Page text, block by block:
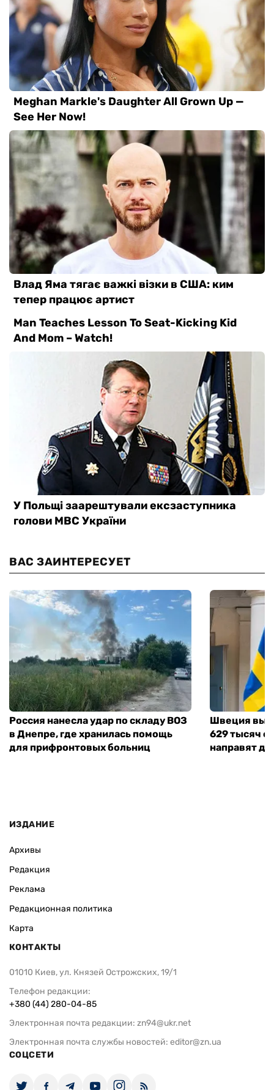
ВАС ЗАИНТЕРЕСУЕТ
Россия нанесла удар по складу ВОЗ
в Днепре, где хранилась помощь
для прифронтовых больниц
Швеция
629 тысяч
направят
ИЗДАНИЕ
Архивы
Редакция
Реклама
Редакционная политика
Карта
КОНТАКТЫ
01010 Киев, ул. Князей Острожских, 19/1
Телефон редакции:
+380 (44) 280-04-85
Электронная почта редакции: zn94@ukr.net
Электронная почта службы новостей: editor@zn.ua
СОЦСЕТИ